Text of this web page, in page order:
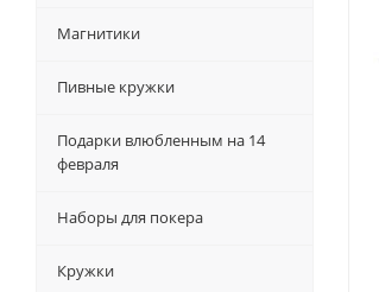
Магнитики
Пивные кружки
Подарки влюбленным на 14
февраля
Наборы для покера
Кружки